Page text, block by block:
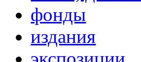
фонды
издания